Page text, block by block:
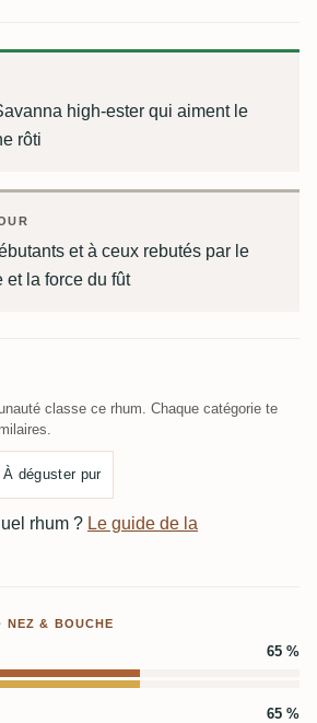
high-ester qui aiment le
rôti
et à ceux rebutés par le
et la force du fût
classe ce rhum. Chaque catégorie te
À déguster pur
rhum ? Le guide de la
NEZ & BOUCHE
65 %
65 %